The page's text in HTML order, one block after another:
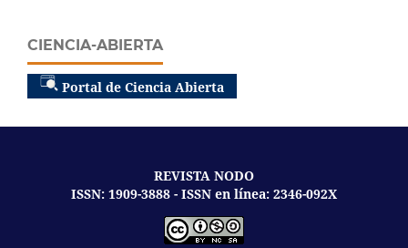
CIENCIA-ABIERTA
Portal de Ciencia Abierta
REVISTA NODO
ISSN: 1909-3888 - ISSN en línea: 2346-092X